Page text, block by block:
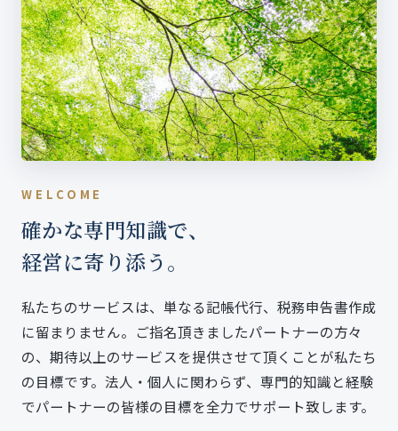
WELCOME
確かな専門知識で、
経営に寄り添う。
私たちのサービスは、単なる記帳代行、税務申告書作成
に留まりません。ご指名頂きましたパートナーの方々
の、期待以上のサービスを提供させて頂くことが私たち
の目標です。法人・個人に関わらず、専門的知識と経験
でパートナーの皆様の目標を全力でサポート致します。